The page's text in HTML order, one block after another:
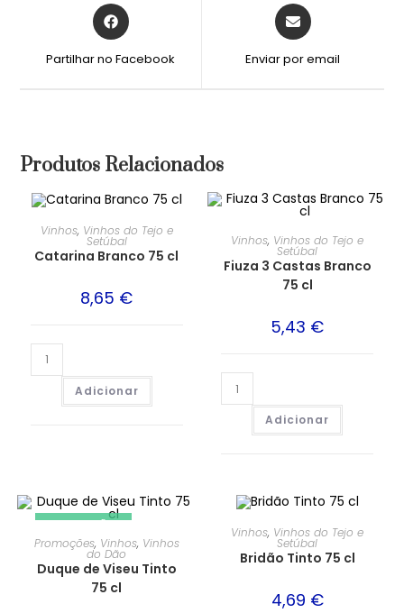
Partilhar no Facebook Enviar por email
Produtos Relacionados
Vinhos, Vinhos do Tejo e
Setúbal
Catarina Branco 75 cl
8,65 €
Adicionar
Vinhos, Vinhos do Tejo e
Setúbal
Fiuza 3 Castas Branco
75 cl
5,43 €
Adicionar
PROMOÇÃO!
Promoções, Vinhos, Vinhos
do Dão
Duque de Viseu Tinto
75 cl
Vinhos, Vinhos do Tejo e
Setúbal
Bridão Tinto 75 cl
4,69 €